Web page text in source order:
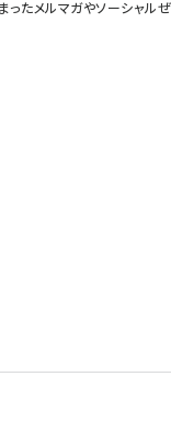
たメルマガやソーシャル